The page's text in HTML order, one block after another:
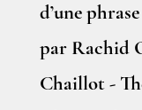
d’une
par Rachid
Chaillot -